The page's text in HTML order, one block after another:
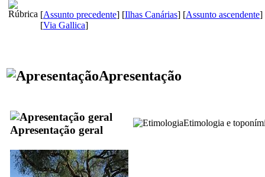
[Assunto precedente] [Ilhas Canárias] [Assunto ascendente]
[Via Gallica]
Apresentação
Apresentação geral
Etimologia e